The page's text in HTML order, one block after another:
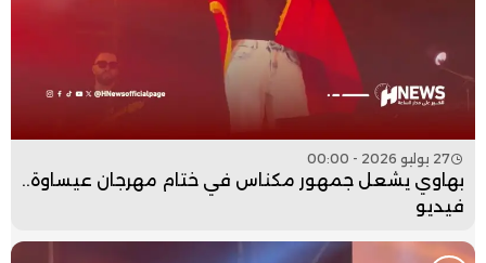
27 يوليو 2026 - 00:00
بهاوي يشعل جمهور مكناس في ختام مهرجان عيساوة..
فيديو